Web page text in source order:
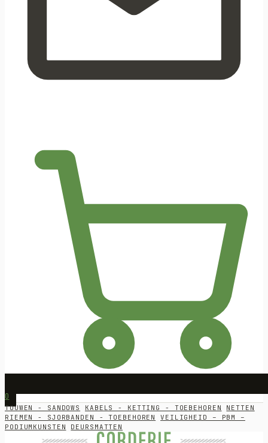
0
TOUWEN - SANDOWS KABELS - KETTING - TOEBEHOREN
NETTEN
RIEMEN - SJORBANDEN - TOEBEHOREN
VEILIGHEID – PBM –
PODIUMKUNSTEN
DEURSMATTEN